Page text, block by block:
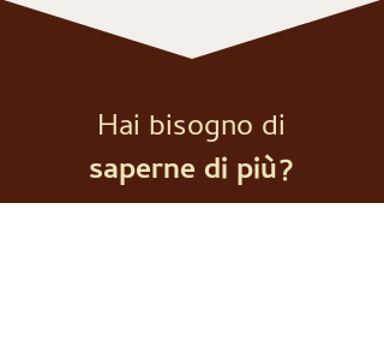
Hai bisogno di
saperne di più?